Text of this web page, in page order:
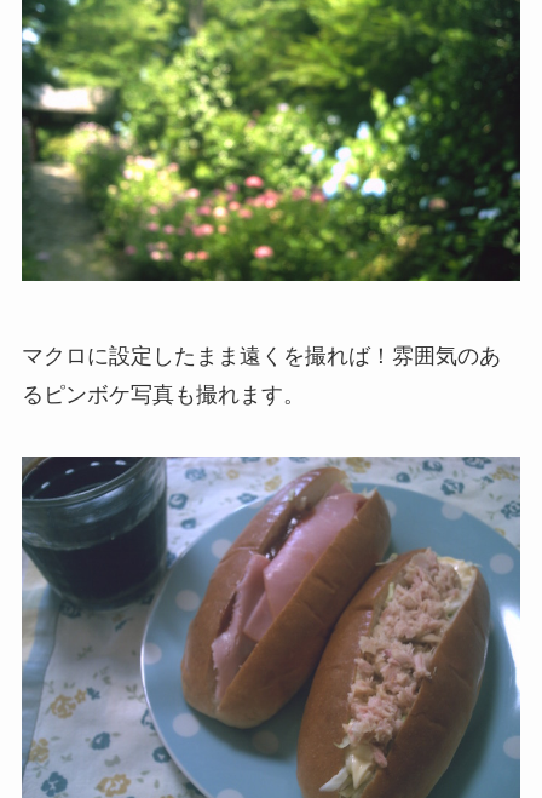
マクロに設定したまま遠くを撮れば！雰囲気のあ
るピンボケ写真も撮れます。